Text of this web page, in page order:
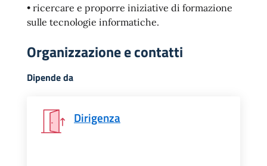
• ricercare e proporre iniziative di formazione
sulle tecnologie informatiche.
Organizzazione e contatti
Dipende da
Dirigenza